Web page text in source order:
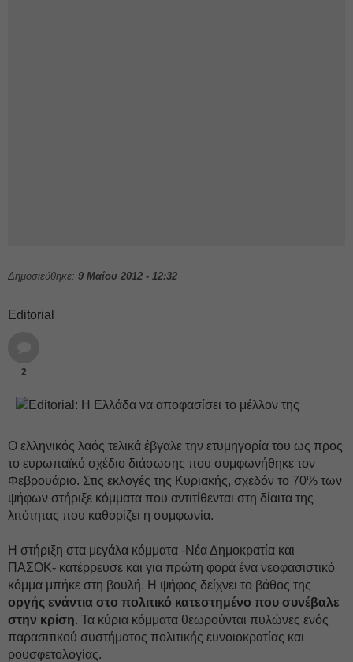
Δημοσιεύθηκε: 9 Μαΐου 2012 - 12:32
Editorial
2
Ο ελληνικός λαός τελικά έβγαλε την ετυμηγορία του ως προς
το ευρωπαϊκό σχέδιο διάσωσης που συμφωνήθηκε τον
Φεβρουάριο. Στις εκλογές της Κυριακής, σχεδόν το 70% των
ψήφων στήριξε κόμματα που αντιτίθενται στη δίαιτα της
λιτότητας που καθορίζει η συμφωνία.
Η στήριξη στα μεγάλα κόμματα -Νέα Δημοκρατία και
ΠΑΣΟΚ- κατέρρευσε και για πρώτη φορά ένα νεοφασιστικό
κόμμα μπήκε στη βουλή. Η ψήφος δείχνει το βάθος της
οργής ενάντια στο πολιτικό κατεστημένο που συνέβαλε
στην κρίση. Τα κύρια κόμματα θεωρούνται πυλώνες ενός
παρασιτικού συστήματος πολιτικής ευνοιοκρατίας και
ρουσφετολογίας.